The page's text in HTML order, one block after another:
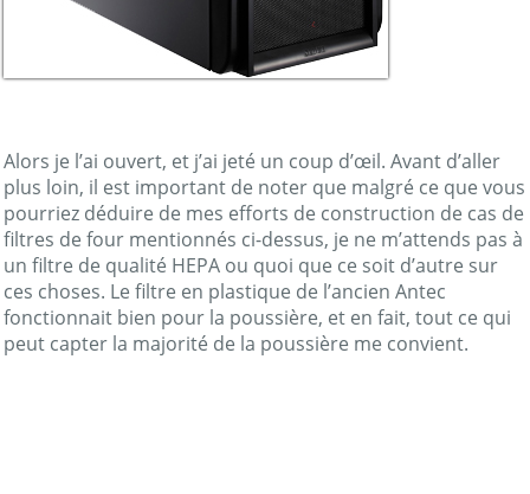
Alors je l’ai ouvert, et j’ai jeté un coup d’œil. Avant d’aller
plus loin, il est important de noter que malgré ce que vous
pourriez déduire de mes efforts de construction de cas de
filtres de four mentionnés ci-dessus, je ne m’attends pas à
un filtre de qualité HEPA ou quoi que ce soit d’autre sur
ces choses. Le filtre en plastique de l’ancien Antec
fonctionnait bien pour la poussière, et en fait, tout ce qui
peut capter la majorité de la poussière me convient.